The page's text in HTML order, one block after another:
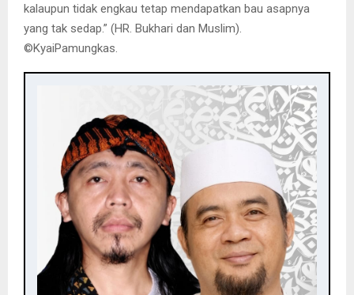
kalaupun tidak engkau tetap mendapatkan bau asapnya
yang tak sedap.” (HR. Bukhari dan Muslim).
©️KyaiPamungkas.